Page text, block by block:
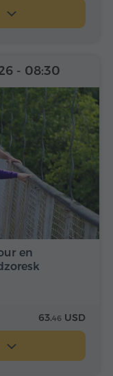
en
- 08:30
63.46 USD